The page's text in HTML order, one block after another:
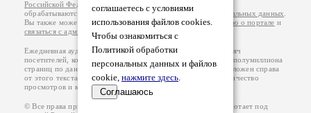
соглашаетесь с условиями
использования файлов cookies.
Чтобы ознакомиться с
Политикой обработки
персональных данных и файлов
cookie, нажмите здесь.
Соглашаюсь
Российской Федерации
обрабатываются на основанииПолитики обработки персональных данных
Вы также можете посмотреть более подробнуюинформацию о портале и
связаться с администрацией
Ежедневная аудитория портала Проза.ру – порядка 100 тысяч
посетителей, которые в общей сумме просматривают более полумиллиона
страниц по данным счетчика посещаемости, который расположен справа
от этого текста. В каждой графе указано по две цифры: количество
просмотров и количество посетителей.
© Все права принадлежат авторам, 2000-2026. Портал работает под